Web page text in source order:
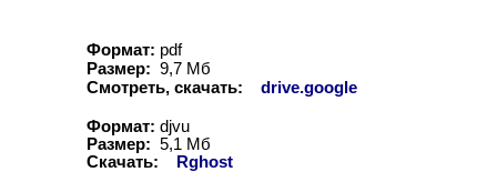
Формат: pdf
Размер: 9,7 Мб
Смотреть, скачать:
drive.google
Формат: djvu
Размер: 5,1 Мб
Скачать:
Rghost